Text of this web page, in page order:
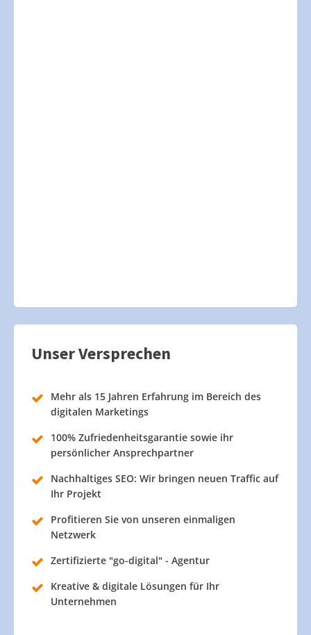
Unser Versprechen
Mehr als 15 Jahren Erfahrung im Bereich des
digitalen Marketings
100% Zufriedenheitsgarantie sowie ihr
persönlicher Ansprechpartner
Nachhaltiges SEO: Wir bringen neuen Traffic auf
Ihr Projekt
Profitieren Sie von unseren einmaligen
Netzwerk
Zertifizierte "go-digital" - Agentur
Kreative & digitale Lösungen für Ihr
Unternehmen